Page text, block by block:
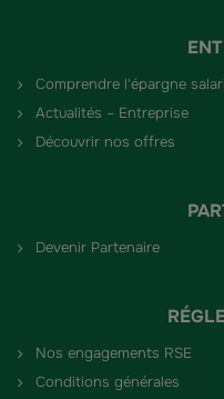
Comprendre l'épargne
Actualités – Entreprise
Découvrir nos offres
Devenir Partenaire
Nos engagements RSE
Conditions générales